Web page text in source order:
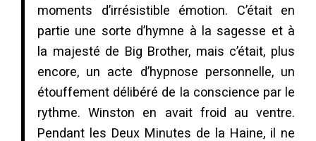
moments d’irrésistible émotion. C’était en
partie une sorte d’hymne à la sagesse et à
la majesté de Big Brother, mais c’était, plus
encore, un acte d’hypnose personnelle, un
étouffement délibéré de la conscience par le
rythme. Winston en avait froid au ventre.
Pendant les Deux Minutes de la Haine, il ne